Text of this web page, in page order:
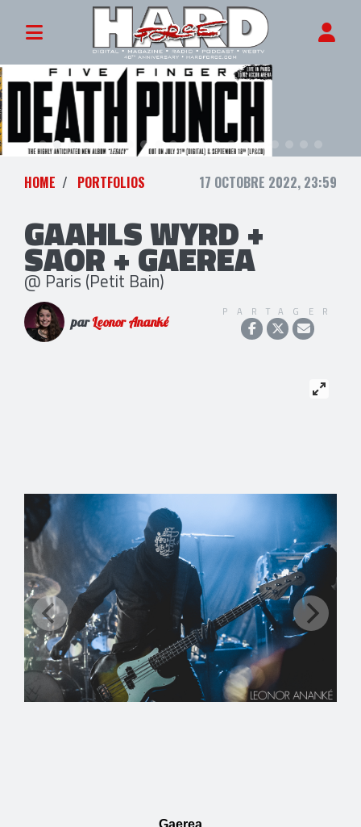
HOME PORTFOLIOS 17 OCTOBRE 2022, 23:59
GAAHLS WYRD +
SAOR + GAEREA
@ Paris (Petit Bain)
parLeonor Ananké
PARTAGER